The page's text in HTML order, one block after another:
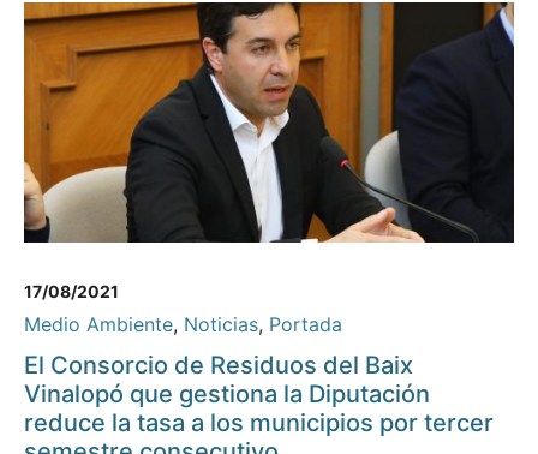
17/08/2021
Medio Ambiente, Noticias, Portada
El Consorcio de Residuos del Baix
Vinalopó que gestiona la Diputación
reduce la tasa a los municipios por tercer